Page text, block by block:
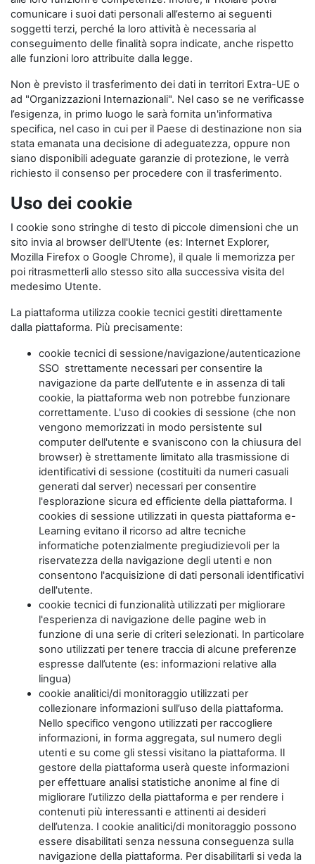
comunicare i suoi dati personali all’esterno ai seguenti
soggetti terzi, perché la loro attività è necessaria al
conseguimento delle finalità sopra indicate, anche rispetto
alle funzioni loro attribuite dalla legge.
Non è previsto il trasferimento dei dati in territori Extra-UE o
ad "Organizzazioni Internazionali". Nel caso se ne verificasse
l’esigenza, in primo luogo le sarà fornita un'informativa
specifica, nel caso in cui per il Paese di destinazione non sia
stata emanata una decisione di adeguatezza, oppure non
siano disponibili adeguate garanzie di protezione, le verrà
richiesto il consenso per procedere con il trasferimento.
Uso dei cookie
I cookie sono stringhe di testo di piccole dimensioni che un
sito invia al browser dell'Utente (es: Internet Explorer,
Mozilla Firefox o Google Chrome), il quale li memorizza per
poi ritrasmetterli allo stesso sito alla successiva visita del
medesimo Utente.
La piattaforma utilizza cookie tecnici gestiti direttamente
dalla piattaforma. Più precisamente:
cookie tecnici di sessione/navigazione/autenticazione
SSO strettamente necessari per consentire la
navigazione da parte dell’utente e in assenza di tali
cookie, la piattaforma web non potrebbe funzionare
correttamente. L'uso di cookies di sessione (che non
vengono memorizzati in modo persistente sul
computer dell'utente e svaniscono con la chiusura del
browser) è strettamente limitato alla trasmissione di
identificativi di sessione (costituiti da numeri casuali
generati dal server) necessari per consentire
l'esplorazione sicura ed efficiente della piattaforma. I
cookies di sessione utilizzati in questa piattaforma e-
Learning evitano il ricorso ad altre tecniche
informatiche potenzialmente pregiudizievoli per la
riservatezza della navigazione degli utenti e non
consentono l'acquisizione di dati personali identificativi
dell'utente.
cookie tecnici di funzionalità utilizzati per migliorare
l'esperienza di navigazione delle pagine web in
funzione di una serie di criteri selezionati. In particolare
sono utilizzati per tenere traccia di alcune preferenze
espresse dall’utente (es: informazioni relative alla
lingua)
cookie analitici/di monitoraggio utilizzati per
collezionare informazioni sull’uso della piattaforma.
Nello specifico vengono utilizzati per raccogliere
informazioni, in forma aggregata, sul numero degli
utenti e su come gli stessi visitano la piattaforma. Il
gestore della piattaforma userà queste informazioni
per effettuare analisi statistiche anonime al fine di
migliorare l’utilizzo della piattaforma e per rendere i
contenuti più interessanti e attinenti ai desideri
dell’utenza. I cookie analitici/di monitoraggio possono
essere disabilitati senza nessuna conseguenza sulla
navigazione della piattaforma. Per disabilitarli si veda la